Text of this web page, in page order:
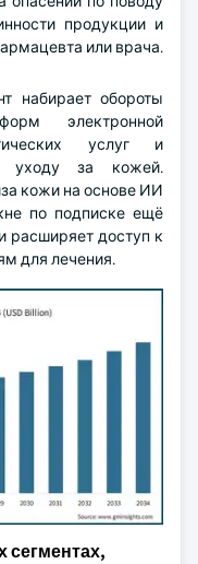
продукции и
или врача.
набирает обороты
электронной
услуг и
уходу за кожей.
кожи на основе ИИ
по подписке ещё
расширяет доступ к
для лечения.
сегментах,